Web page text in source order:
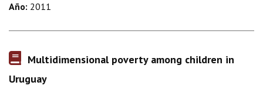
Año: 2011
Multidimensional poverty among children in
Uruguay